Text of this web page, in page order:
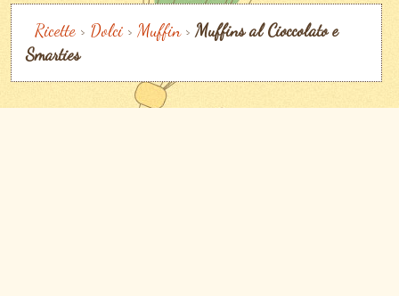
Ricette > Dolci > Muffin> Muffins al Cioccolato e
Smarties